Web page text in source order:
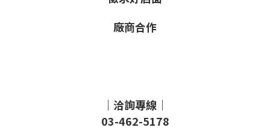
廠商合作
｜洽詢專線｜
03-462-5178